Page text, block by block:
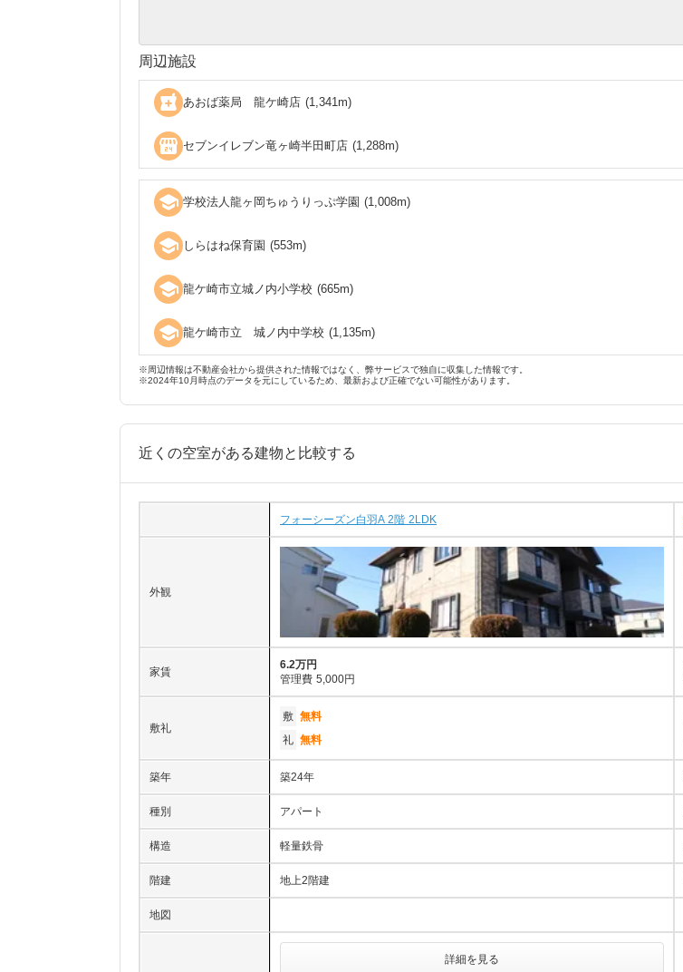
周辺施設
local_pharmacy あおば薬局 龍ケ崎店 (1,341m)
local_convenience_store セブンイレブン竜ヶ崎半田町店 (1,288m)
school 学校法人龍ヶ岡ちゅうりっぷ学園 (1,008m)
school しらはね保育園 (553m)
school 龍ケ崎市立城ノ内小学校 (665m)
school 龍ケ崎市立 城ノ内中学校 (1,135m)
※周辺情報は不動産会社から提供された情報ではなく、弊サービスで独自に収集した情報です。
※2024年10月時点のデータを元にしているため、最新および正確でない可能性があります。
近くの空室がある建物と比較する
フォーシーズン白羽A 2階 2LDK
外観
家賃
6.2万円
管理費 5,000円
敷礼
敷 無料
礼 無料
築年 築24年
種別 アパート
構造 軽量鉄骨
階建 地上2階建
地図
詳細を見る